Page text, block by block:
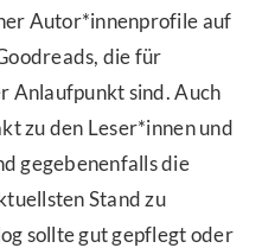
Autor*innenprofile auf
die für
Anlaufpunkt sind. Auch
zu den Leser*innen und
gegebenenfalls die
Stand zu
sollte gut gepflegt oder